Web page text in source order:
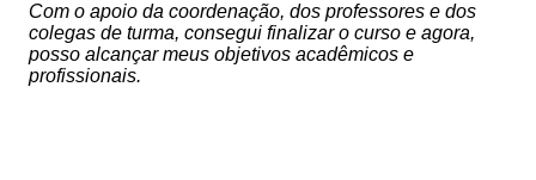
Com o apoio da coordenação, dos professores e dos
colegas de turma, consegui finalizar o curso e agora,
posso alcançar meus objetivos acadêmicos e
profissionais.